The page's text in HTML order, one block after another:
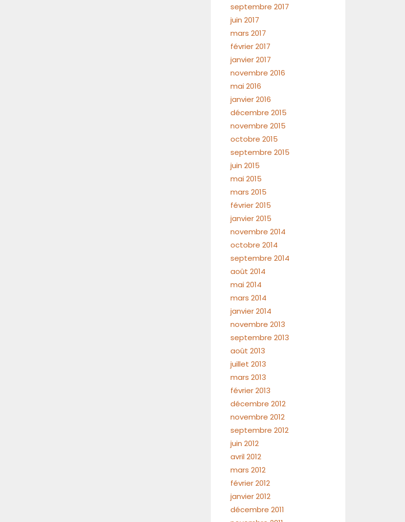
septembre 2017
juin 2017
mars 2017
février 2017
janvier 2017
novembre 2016
mai 2016
janvier 2016
décembre 2015
novembre 2015
octobre 2015
septembre 2015
juin 2015
mai 2015
mars 2015
février 2015
janvier 2015
novembre 2014
octobre 2014
septembre 2014
août 2014
mai 2014
mars 2014
janvier 2014
novembre 2013
septembre 2013
août 2013
juillet 2013
mars 2013
février 2013
décembre 2012
novembre 2012
septembre 2012
juin 2012
avril 2012
mars 2012
février 2012
janvier 2012
décembre 2011